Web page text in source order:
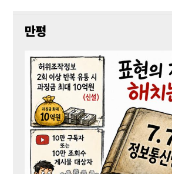
만평